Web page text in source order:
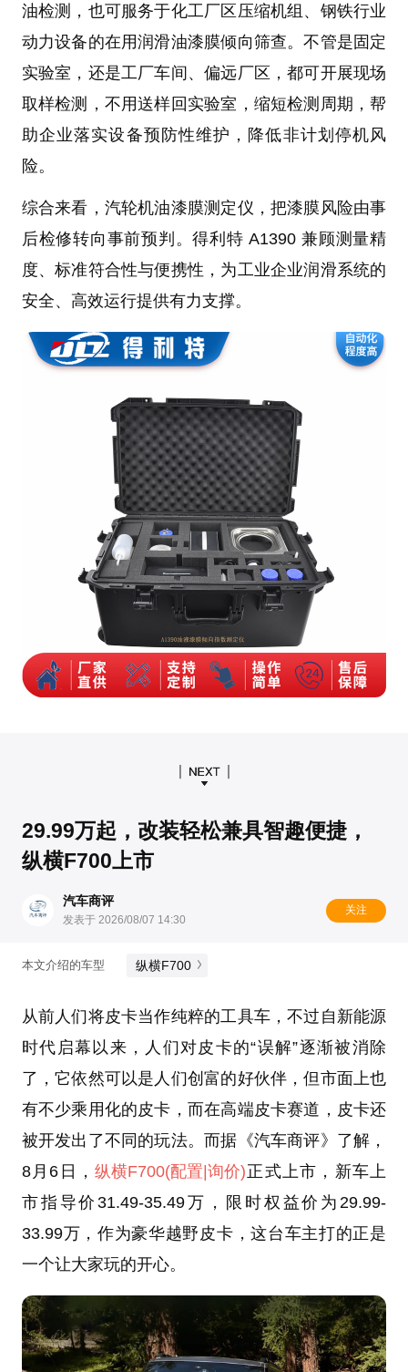
油检测，也可服务于化工厂区压缩机组、钢铁行业
动力设备的在用润滑油漆膜倾向筛查。不管是固定
实验室，还是工厂车间、偏远厂区，都可开展现场
取样检测，不用送样回实验室，缩短检测周期，帮
助企业落实设备预防性维护，降低非计划停机风
险。
综合来看，汽轮机油漆膜测定仪，把漆膜风险由事
后检修转向事前预判。得利特 A1390 兼顾测量精
度、标准符合性与便携性，为工业企业润滑系统的
安全、高效运行提供有力支撑。
29.99万起，改装轻松兼具智趣便捷，
纵横F700上市
汽车商评
发表于 2026/08/07 14:30
关注
本文介绍的车型 纵横F700
从前人们将皮卡当作纯粹的工具车，不过自新能源
时代启幕以来，人们对皮卡的“误解”逐渐被消除
了，它依然可以是人们创富的好伙伴，但市面上也
有不少乘用化的皮卡，而在高端皮卡赛道，皮卡还
被开发出了不同的玩法。而据《汽车商评》了解，
8月6日，纵横F700(配置|询价)正式上市，新车上
市指导价31.49-35.49万，限时权益价为29.99-
33.99万，作为豪华越野皮卡，这台车主打的正是
一个让大家玩的开心。